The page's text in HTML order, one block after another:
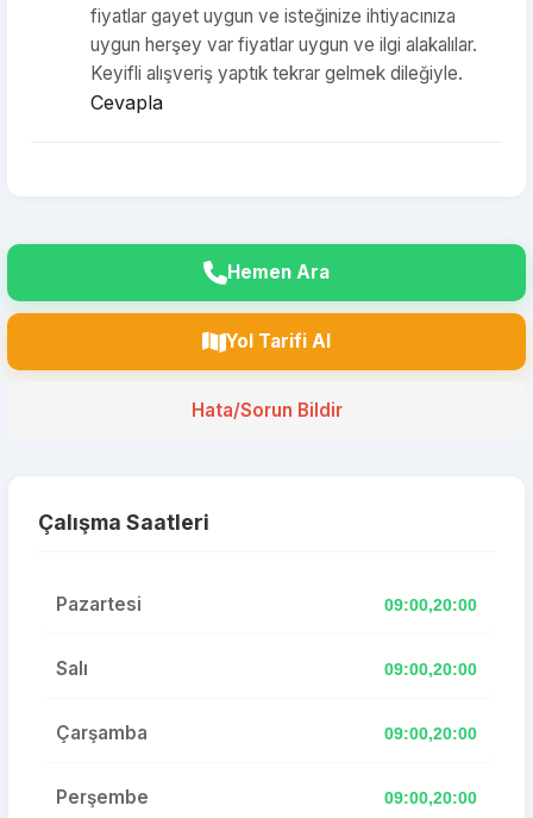
fiyatlar gayet uygun ve isteğinize ihtiyacınıza
uygun herşey var fiyatlar uygun ve ilgi alakalılar.
Keyifli alışveriş yaptık tekrar gelmek dileğiyle.
Cevapla
Hemen Ara
Yol Tarifi Al
Hata/Sorun Bildir
Çalışma Saatleri
Pazartesi 09:00,20:00
Salı 09:00,20:00
Çarşamba 09:00,20:00
Perşembe 09:00,20:00